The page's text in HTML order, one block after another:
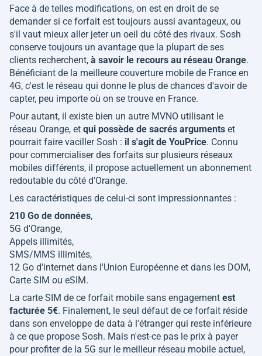
Face à de telles modifications, on est en droit de se
demander si ce forfait est toujours aussi avantageux, ou
s'il vaut mieux aller jeter un oeil du côté des rivaux. Sosh
conserve toujours un avantage que la plupart de ses
clients recherchent, à savoir le recours au réseau Orange.
Bénéficiant de la meilleure couverture mobile de France en
4G, c'est le réseau qui donne le plus de chances d'avoir de
capter, peu importe où on se trouve en France.
Pour autant, il existe bien un autre MVNO utilisant le
réseau Orange, et qui possède de sacrés arguments et
pourrait faire vaciller Sosh : il s'agit de YouPrice. Connu
pour commercialiser des forfaits sur plusieurs réseaux
mobiles différents, il propose actuellement un abonnement
redoutable du côté d'Orange.
Les caractéristiques de celui-ci sont impressionnantes :
210 Go de données,
5G d'Orange,
Appels illimités,
SMS/MMS illimités,
12 Go d'internet dans l'Union Européenne et dans les DOM,
Carte SIM ou eSIM.
La carte SIM de ce forfait mobile sans engagement est
facturée 5€. Finalement, le seul défaut de ce forfait réside
dans son enveloppe de data à l'étranger qui reste inférieure
à ce que propose Sosh. Mais n'est-ce pas le prix à payer
pour profiter de la 5G sur le meilleur réseau mobile actuel,